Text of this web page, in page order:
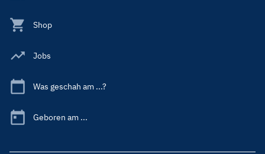
Shop
Jobs
Was geschah am ...?
Geboren am ...